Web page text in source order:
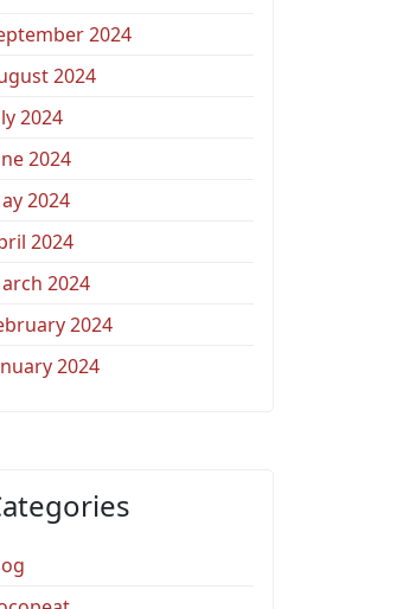
2024
2024
2024
2024
2024
2024
2024
2024
2024